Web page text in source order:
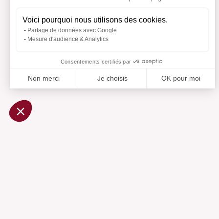
Voici pourquoi nous utilisons des cookies.
Partage de données avec Google
Mesure d'audience & Analytics
Consentements certifiés par
Non merci Je choisis OK pour moi
Notre plateforme vous permet d'adapter et de gérer vos